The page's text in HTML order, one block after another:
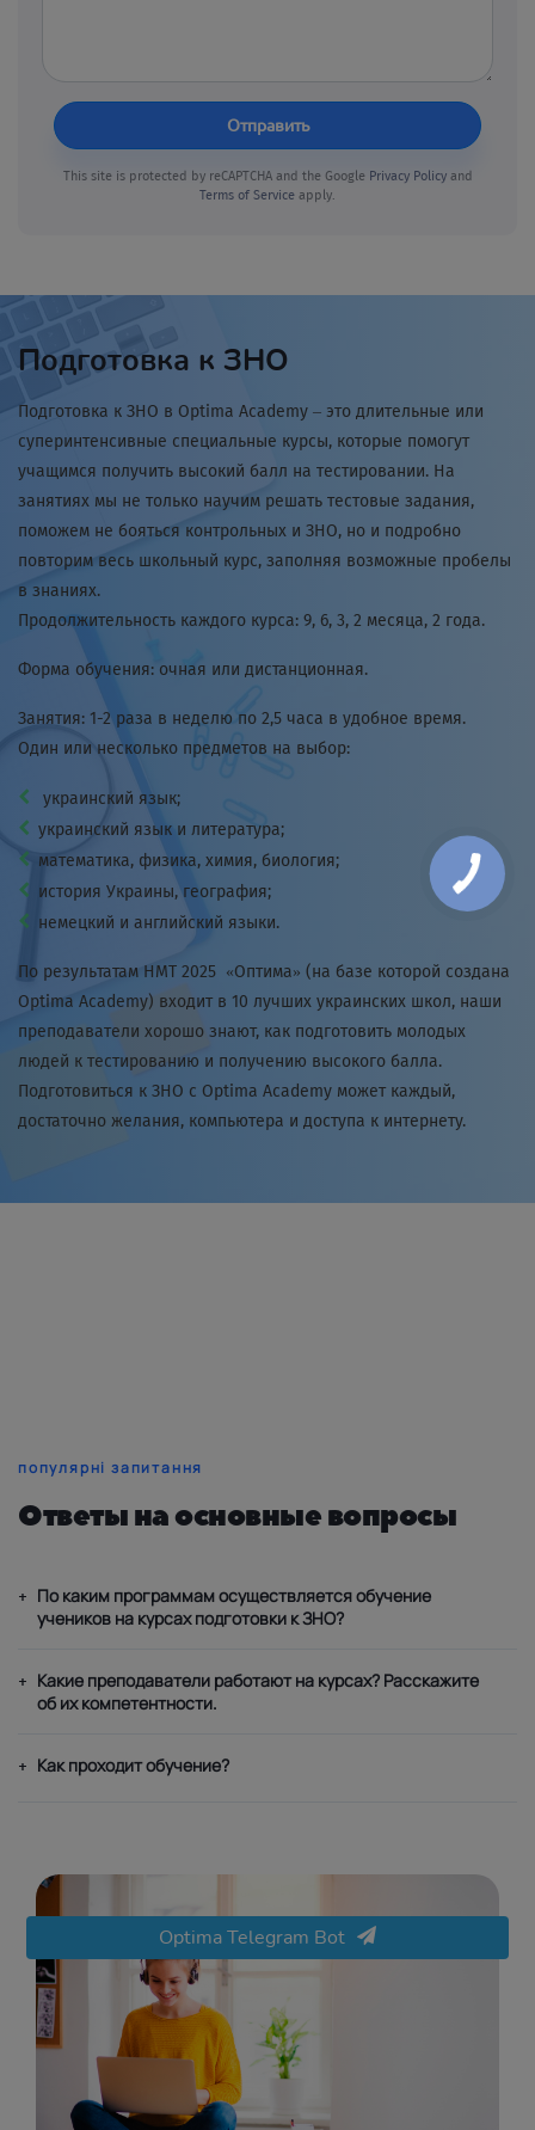
Отправить
This site is protected by reCAPTCHA and the Google Privacy Policyand
Terms of Service apply.
Подготовка к ЗНО
Подготовка к ЗНО в Optima Academy – это длительные или
суперинтенсивные специальные курсы, которые помогут
учащимся получить высокий балл на тестировании. На
занятиях мы не только научим решать тестовые задания,
поможем не бояться контрольных и ЗНО, но и подробно
повторим весь школьный курс, заполняя возможные пробелы
в знаниях.
Продолжительность каждого курса: 9, 6, 3, 2 месяца, 2 года.
Форма обучения: очная или дистанционная.
Занятия: 1-2 раза в неделю по 2,5 часа в удобное время.
Один или несколько предметов на выбор:
украинский язык;
украинский язык и литература;
математика, физика, химия, биология;
история Украины, география;
немецкий и английский языки.
По результатам НМТ 2025 «Оптима» (на базе которой создана
Optima Academy) входит в 10 лучших украинских школ, наши
преподаватели хорошо знают, как подготовить молодых
людей к тестированию и получению высокого балла.
Подготовиться к ЗНО с Optima Academy может каждый,
достаточно желания, компьютера и доступа к интернету.
популярні запитання
Ответы на основные вопросы
+ По каким программам осуществляется обучение
учеников на курсах подготовки к ЗНО?
+ Какие преподаватели работают на курсах? Расскажите
об их компетентности.
+ Как проходит обучение?
Optima Telegram Bot